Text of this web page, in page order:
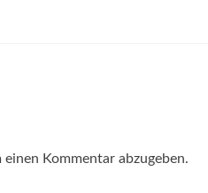
Kommentar abzugeben.